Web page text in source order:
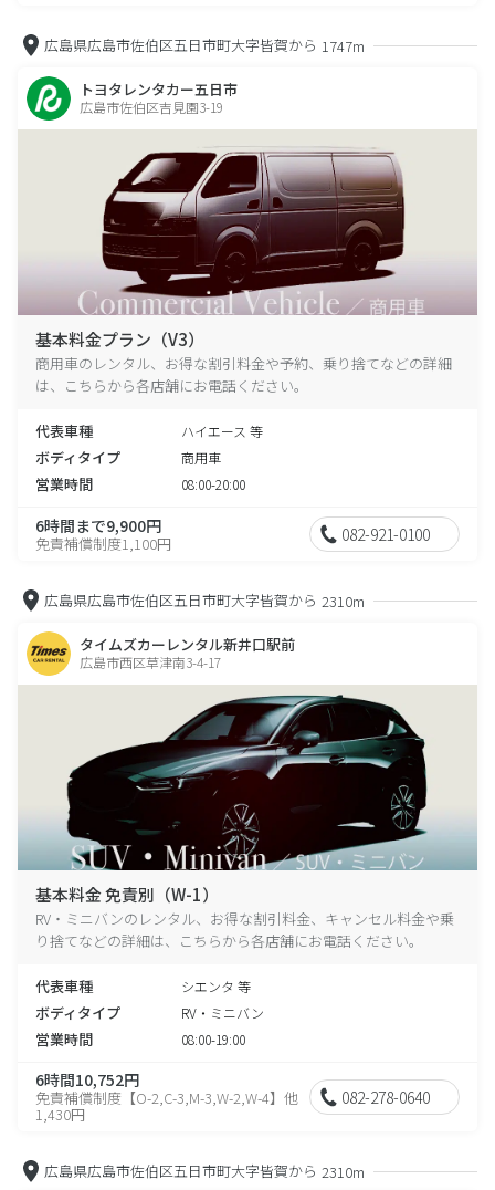
広島県広島市佐伯区五日市町大字皆賀から 1747m
トヨタレンタカー五日市
広島市佐伯区吉見園3-19
基本料金プラン（V3）
商用車のレンタル、お得な割引料金や予約、乗り捨てなどの詳細
は、こちらから各店舗にお電話ください。
代表車種 ハイエース 等
ボディタイプ 商用車
営業時間 08:00-20:00
6時間まで9,900円
免責補償制度1,100円 082-921-0100
広島県広島市佐伯区五日市町大字皆賀から 2310m
タイムズカーレンタル新井口駅前
広島市西区草津南3-4-17
基本料金 免責別（W-1）
RV・ミニバンのレンタル、お得な割引料金、キャンセル料金や乗
り捨てなどの詳細は、こちらから各店舗にお電話ください。
代表車種 シエンタ 等
ボディタイプ RV・ミニバン
営業時間 08:00-19:00
6時間10,752円
免責補償制度【O-2,C-3,M-3,W-2,W-4】他
1,430円
082-278-0640
広島県広島市佐伯区五日市町大字皆賀から 2310m